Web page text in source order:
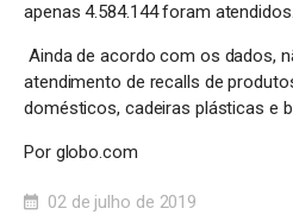
apenas 4.584.144 foram atendidos.
Ainda de acordo com os dados,
atendimento de recalls de
domésticos, cadeiras plásticas e
Por globo.com
02 de julho de 2019